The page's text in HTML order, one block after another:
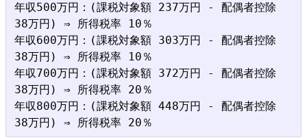
年収500万円：(課税対象額 237万円 - 配偶者控除
38万円) ⇒ 所得税率 10％
年収600万円：(課税対象額 303万円 - 配偶者控除
38万円) ⇒ 所得税率 10％
年収700万円：(課税対象額 372万円 - 配偶者控除
38万円) ⇒ 所得税率 20％
年収800万円：(課税対象額 448万円 - 配偶者控除